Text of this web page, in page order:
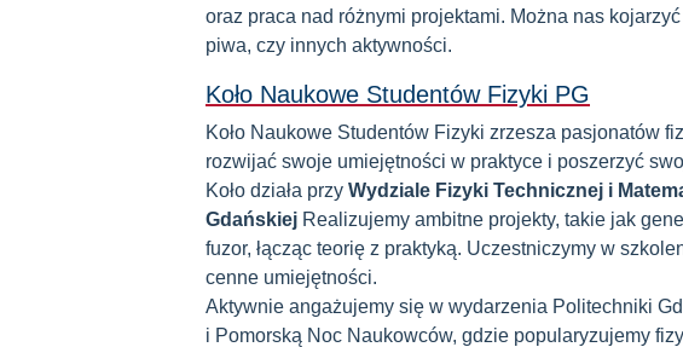
oraz praca nad różnymi projektami. Można nas
piwa, czy innych aktywności.
Koło Naukowe Studentów Fizyki PG
Koło Naukowe Studentów Fizyki zrzesza pasjonatów
rozwijać swoje umiejętności w praktyce i poszerzyć
Koło działa przy Wydziale Fizyki Technicznej i
Gdańskiej Realizujemy ambitne projekty, takie jak
fuzor, łącząc teorię z praktyką. Uczestniczymy w
cenne umiejętności.
Aktywnie angażujemy się w wydarzenia Politechniki
i Pomorską Noc Naukowców, gdzie popularyzujemy